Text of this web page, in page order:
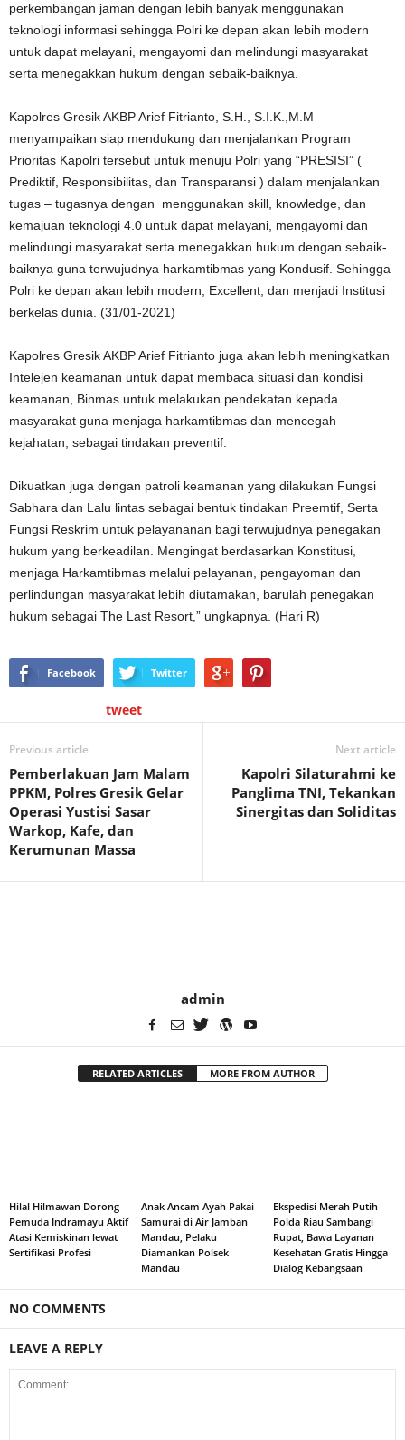
perkembangan jaman dengan lebih banyak menggunakan
teknologi informasi sehingga Polri ke depan akan lebih modern
untuk dapat melayani, mengayomi dan melindungi masyarakat
serta menegakkan hukum dengan sebaik-baiknya.
Kapolres Gresik AKBP Arief Fitrianto, S.H., S.I.K.,M.M
menyampaikan siap mendukung dan menjalankan Program
Prioritas Kapolri tersebut untuk menuju Polri yang “PRESISI” (
Prediktif, Responsibilitas, dan Transparansi ) dalam menjalankan
tugas – tugasnya dengan menggunakan skill, knowledge, dan
kemajuan teknologi 4.0 untuk dapat melayani, mengayomi dan
melindungi masyarakat serta menegakkan hukum dengan sebaik-
baiknya guna terwujudnya harkamtibmas yang Kondusif. Sehingga
Polri ke depan akan lebih modern, Excellent, dan menjadi Institusi
berkelas dunia. (31/01-2021)
Kapolres Gresik AKBP Arief Fitrianto juga akan lebih meningkatkan
Intelejen keamanan untuk dapat membaca situasi dan kondisi
keamanan, Binmas untuk melakukan pendekatan kepada
masyarakat guna menjaga harkamtibmas dan mencegah
kejahatan, sebagai tindakan preventif.
Dikuatkan juga dengan patroli keamanan yang dilakukan Fungsi
Sabhara dan Lalu lintas sebagai bentuk tindakan Preemtif, Serta
Fungsi Reskrim untuk pelayananan bagi terwujudnya penegakan
hukum yang berkeadilan. Mengingat berdasarkan Konstitusi,
menjaga Harkamtibmas melalui pelayanan, pengayoman dan
perlindungan masyarakat lebih diutamakan, barulah penegakan
hukum sebagai The Last Resort,” ungkapnya. (Hari R)
Facebook Twitter
tweet
Previous article
Pemberlakuan Jam Malam
PPKM, Polres Gresik Gelar
Operasi Yustisi Sasar
Warkop, Kafe, dan
Kerumunan Massa
Next article
Kapolri Silaturahmi ke
Panglima TNI, Tekankan
Sinergitas dan Soliditas
admin
RELATED ARTICLES MORE FROM AUTHOR
Hilal Hilmawan Dorong
Pemuda Indramayu Aktif
Atasi Kemiskinan lewat
Sertifikasi Profesi
Anak Ancam Ayah Pakai
Samurai di Air Jamban
Mandau, Pelaku
Diamankan Polsek
Mandau
Ekspedisi Merah Putih
Polda Riau Sambangi
Rupat, Bawa Layanan
Kesehatan Gratis Hingga
Dialog Kebangsaan
NO COMMENTS
LEAVE A REPLY